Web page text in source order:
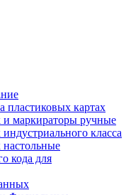
пластиковых картах
и маркираторы ручные
класса
кода для